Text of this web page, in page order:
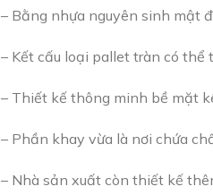
– Bằng nhựa nguyên sinh mật
– Kết cấu loại pallet tràn có thể
– Thiết kế thông minh bề mặt
– Phần khay vừa là nơi chứa
– Nhà sản xuất còn thiết kế